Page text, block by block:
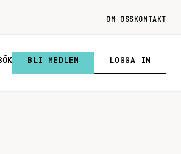
OM OSS KONTAKT
BLI MEDLEM LOGGA IN